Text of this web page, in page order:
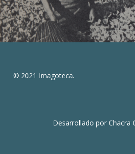
© 2021 Imagoteca.
Desarrollado porChacra